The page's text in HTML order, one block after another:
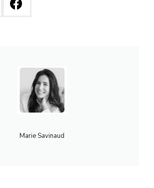
Marie Savinaud